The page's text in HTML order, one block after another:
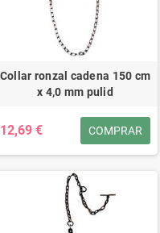
Collar ronzal cadena 150 cm
x 4,0 mm pulid
12,69 € COMPRAR